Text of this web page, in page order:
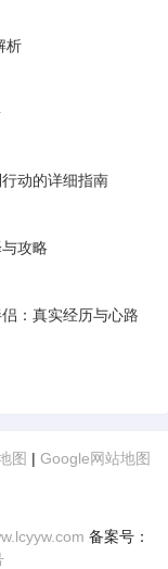
析
动的详细指南
攻略
：真实经历与心路
图 | Google网站地图
备案号：